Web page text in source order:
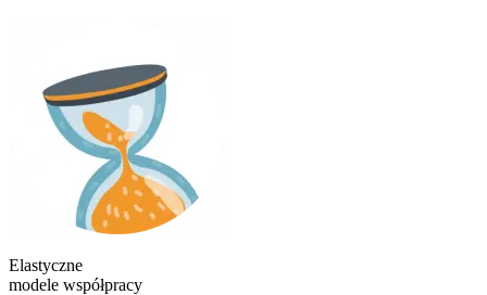
Elastyczne
modele współpracy